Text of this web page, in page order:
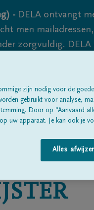
- DELA ontvangt
men
zorgvuldig.
te sluiten, dus blijf
Alle
zijn nodig voor de
gebruikt voor analyse,
Door op “Aanvaard
uw apparaat. Je kan ook je
Alles